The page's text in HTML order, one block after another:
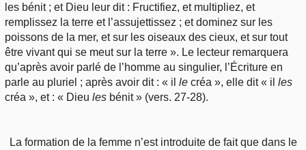
les bénit ; et Dieu leur dit : Fructifiez, et multipliez, et
remplissez la terre et l’assujettissez ; et dominez sur les
poissons de la mer, et sur les oiseaux des cieux, et sur tout
être vivant qui se meut sur la terre ». Le lecteur remarquera
qu’après avoir parlé de l’homme au singulier, l’Écriture en
parle au pluriel ; après avoir dit : « il le créa », elle dit « il les
créa », et : « Dieu les bénit » (vers. 27-28).
La formation de la femme n’est introduite de fait que dans le